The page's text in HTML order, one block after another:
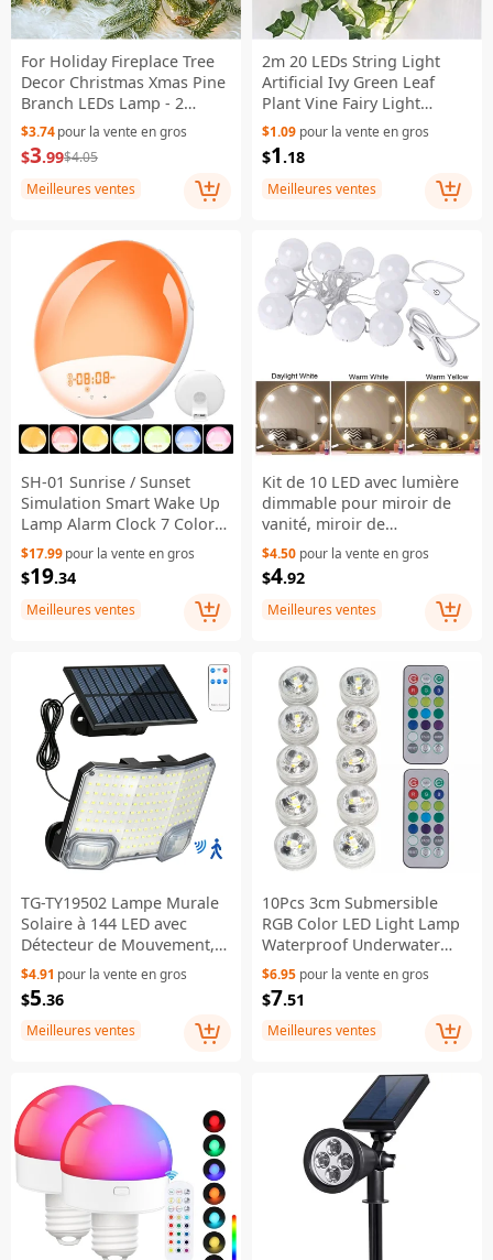
For Holiday Fireplace Tree
Decor Christmas Xmas Pine
Branch LEDs Lamp - 2
Meters 20 Lights
$3.74pour la vente en gros
$3.99$4.05
Meilleures ventes
2m 20 LEDs String Light
Artificial Ivy Green Leaf
Plant Vine Fairy Light
Garden Yard Home Patio
Decor - Creeper
$1.09 pour la vente en gros
$1 .18
Meilleures ventes
SH-01 Sunrise / Sunset
Simulation Smart Wake Up
Lamp Alarm Clock 7 Color
Atmosphere Lamp with FM
Function - EU Plug
$17.99pour la vente en gros
$19.34
Meilleures ventes
Kit de 10 LED avec lumière
dimmable pour miroir de
vanité, miroir de
maquillage avec USB
$4.50 pour la vente en gros
$4.92
Meilleures ventes
TG-TY19502 Lampe Murale
Solaire à 144 LED avec
Détecteur de Mouvement, 3
Modes, Télécommande,
Étanche, Idéale pour Jardin,
Terrasse
$4.91 pour la vente en gros
$5.36
Meilleures ventes
10Pcs 3cm Submersible
RGB Color LED Light Lamp
Waterproof Underwater
Light with 2 Remote
Controls for Vase Fishtank
Wedding
$6.95 pour la vente en gros
$7.51
Meilleures ventes